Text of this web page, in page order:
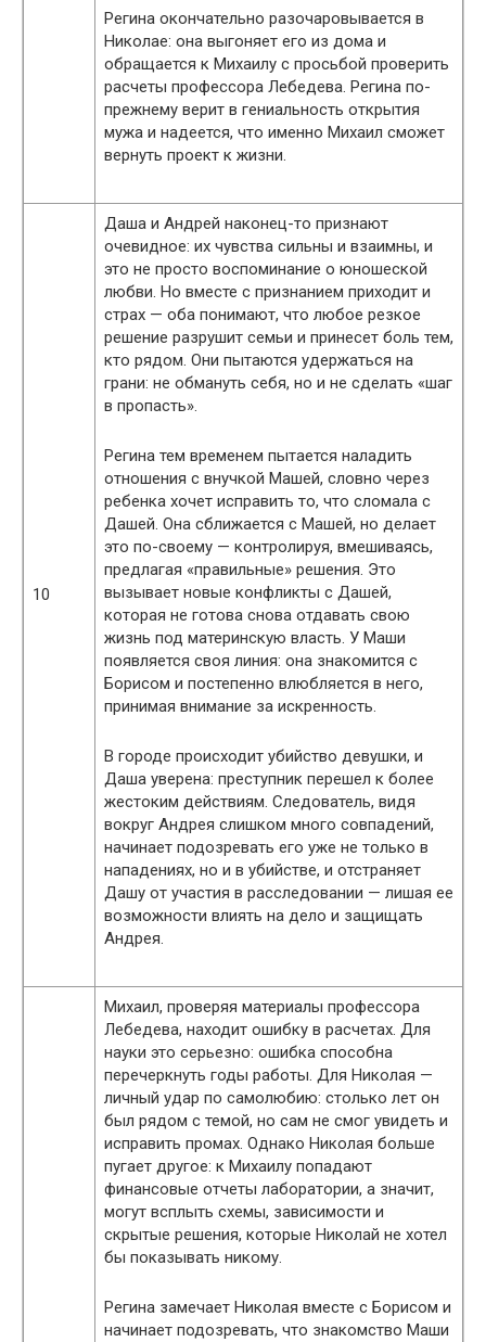
Регина окончательно разочаровывается в
Николае: она выгоняет его из дома и
обращается к Михаилу с просьбой проверить
расчеты профессора Лебедева. Регина по-
прежнему верит в гениальность открытия
мужа и надеется, что именно Михаил сможет
вернуть проект к жизни.
10
Даша и Андрей наконец-то признают
очевидное: их чувства сильны и взаимны, и
это не просто воспоминание о юношеской
любви. Но вместе с признанием приходит и
страх — оба понимают, что любое резкое
решение разрушит семьи и принесет боль тем,
кто рядом. Они пытаются удержаться на
грани: не обмануть себя, но и не сделать «шаг
в пропасть».
Регина тем временем пытается наладить
отношения с внучкой Машей, словно через
ребенка хочет исправить то, что сломала с
Дашей. Она сближается с Машей, но делает
это по-своему — контролируя, вмешиваясь,
предлагая «правильные» решения. Это
вызывает новые конфликты с Дашей,
которая не готова снова отдавать свою
жизнь под материнскую власть. У Маши
появляется своя линия: она знакомится с
Борисом и постепенно влюбляется в него,
принимая внимание за искренность.
В городе происходит убийство девушки, и
Даша уверена: преступник перешел к более
жестоким действиям. Следователь, видя
вокруг Андрея слишком много совпадений,
начинает подозревать его уже не только в
нападениях, но и в убийстве, и отстраняет
Дашу от участия в расследовании — лишая ее
возможности влиять на дело и защищать
Андрея.
Михаил, проверяя материалы профессора
Лебедева, находит ошибку в расчетах. Для
науки это серьезно: ошибка способна
перечеркнуть годы работы. Для Николая —
личный удар по самолюбию: столько лет он
был рядом с темой, но сам не смог увидеть и
исправить промах. Однако Николая больше
пугает другое: к Михаилу попадают
финансовые отчеты лаборатории, а значит,
могут всплыть схемы, зависимости и
скрытые решения, которые Николай не хотел
бы показывать никому.
Регина замечает Николая вместе с Борисом и
начинает подозревать, что знакомство Маши